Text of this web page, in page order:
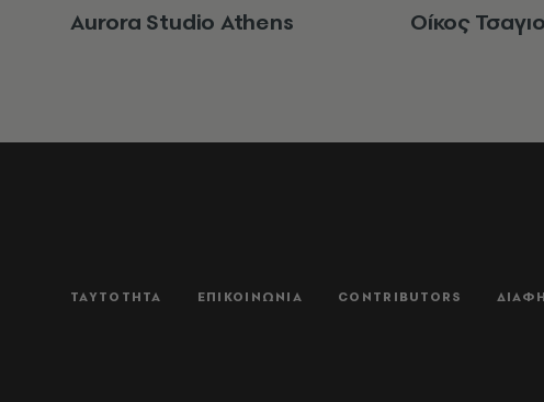
Aurora Studio Athens Οίκος
ΤΑΥΤΟΤΗΤΑ ΕΠΙΚΟΙΝΩΝΙΑ CONTRIBUTORS